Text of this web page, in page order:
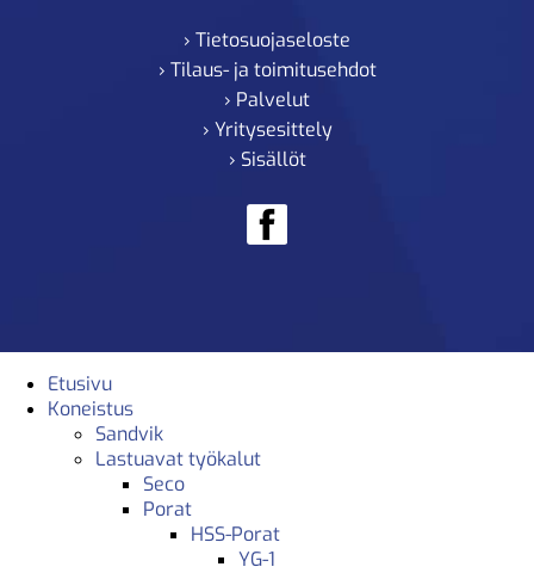
› Tietosuojaseloste
› Tilaus- ja toimitusehdot
› Palvelut
› Yritysesittely
› Sisällöt
Etusivu
Koneistus
Sandvik
Lastuavat työkalut
Seco
Porat
HSS-Porat
YG-1